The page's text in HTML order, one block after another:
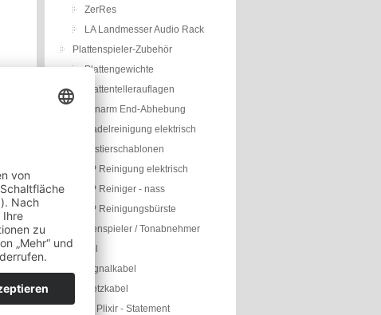
ZerRes
LA Landmesser Audio Rack
Plattenspieler-Zubehör
Plattengewichte
Plattentellerauflagen
Tonarm End-Abhebung
Nadelreinigung elektrisch
Justierschablonen
LP Reinigung elektrisch
LP Reiniger - nass
LP Reinigungsbürste
Plattenspieler / Tonabnehmer
Signalkabel
Netzkabel
Plixir - Statement